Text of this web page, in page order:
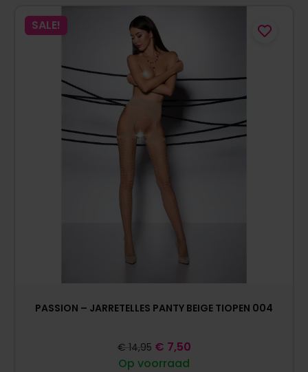
SALE!
PASSION – JARRETELLES PANTY BEIGE TIOPEN 004
Op voorraad
€ 14,95 € 7,50